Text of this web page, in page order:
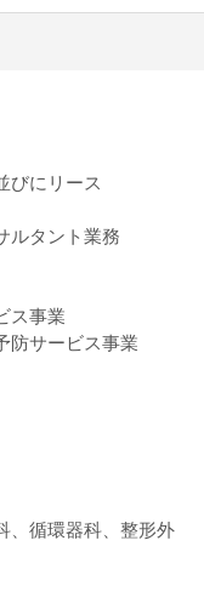
びにリース
ルタント業務
ス事業
防サービス事業
、循環器科、整形外